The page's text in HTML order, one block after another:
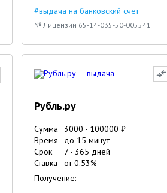
#выдача на банковский счет
№ Лицензии 65-14-035-50-005541
Рубль.ру
Сумма 3000 - 100000 ₽
Время
до 15 минут
Срок
7- 365 дней
Ставка
от0.53%
Получение: